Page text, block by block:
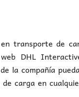
transporte de
web DHL
la compañía
carga en